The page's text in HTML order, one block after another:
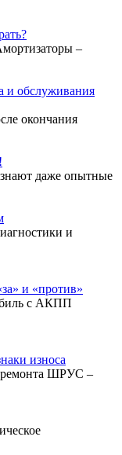
–
и обслуживания
окончания
даже опытные
и
и «против»
с АКПП
износа
ремонта ШРУС –